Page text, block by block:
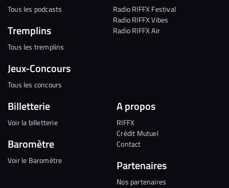
Tous les podcasts
Tremplins
Tous les tremplins
Jeux-Concours
Tous les concours
Radio RIFFX Festival
Radio RIFFX Vibes
Radio RIFFX Air
Billetterie
Voir la billetterie
Baromètre
Voir le Baromètre
A propos
RIFFX
Crédit Mutuel
Contact
Partenaires
Nos partenaires